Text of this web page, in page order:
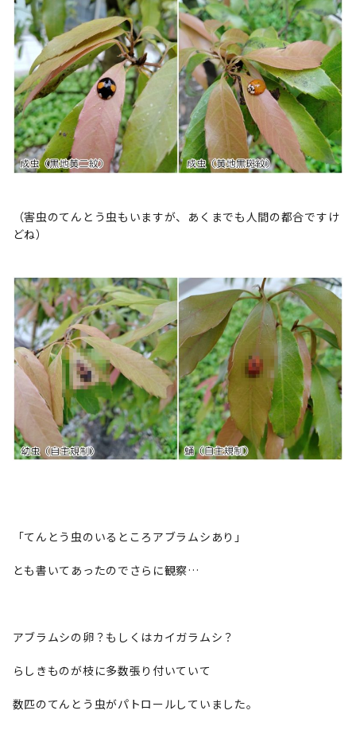
（害虫のてんとう虫もいますが、あくまでも人間の都合ですけ
どね）
「てんとう虫のいるところアブラムシあり」
とも書いてあったのでさらに観察…
アブラムシの卵？もしくはカイガラムシ？
らしきものが枝に多数張り付いていて
数匹のてんとう虫がパトロールしていました。